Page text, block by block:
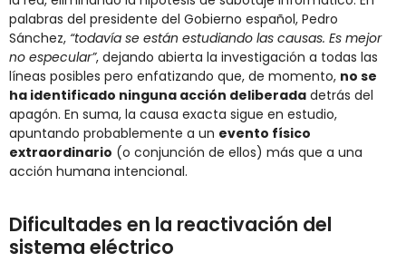
palabras del presidente del Gobierno español, Pedro
Sánchez, “todavía se están estudiando las causas. Es mejor
no especular”, dejando abierta la investigación a todas las
líneas posibles pero enfatizando que, de momento, no se
ha identificado ninguna acción deliberada detrás del
apagón​. En suma, la causa exacta sigue en estudio,
apuntando probablemente a un evento físico
extraordinario (o conjunción de ellos) más que a una
acción humana intencional.
Dificultades en la reactivación del
sistema eléctrico